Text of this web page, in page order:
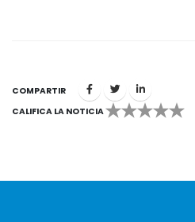
COMPARTIR
CALIFICA LA NOTICIA
1 2 3 4 5